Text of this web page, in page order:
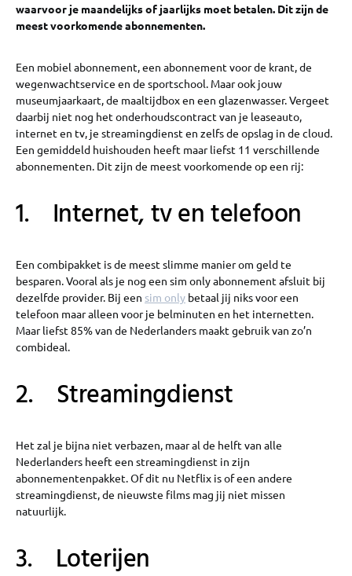
waarvoor je maandelijks of jaarlijks moet betalen. Dit zijn de
meest voorkomende abonnementen.
Een mobiel abonnement, een abonnement voor de krant, de
wegenwachtservice en de sportschool. Maar ook jouw
museumjaarkaart, de maaltijdbox en een glazenwasser. Vergeet
daarbij niet nog het onderhoudscontract van je leaseauto,
internet en tv, je streamingdienst en zelfs de opslag in de cloud.
Een gemiddeld huishouden heeft maar liefst 11 verschillende
abonnementen. Dit zijn de meest voorkomende op een rij:
1. Internet, tv en telefoon
Een combipakket is de meest slimme manier om geld te
besparen. Vooral als je nog een sim only abonnement afsluit bij
dezelfde provider. Bij een sim only betaal jij niks voor een
telefoon maar alleen voor je belminuten en het internetten.
Maar liefst 85% van de Nederlanders maakt gebruik van zo’n
combideal.
2. Streamingdienst
Het zal je bijna niet verbazen, maar al de helft van alle
Nederlanders heeft een streamingdienst in zijn
abonnementenpakket. Of dit nu Netflix is of een andere
streamingdienst, de nieuwste films mag jij niet missen
natuurlijk.
3. Loterijen